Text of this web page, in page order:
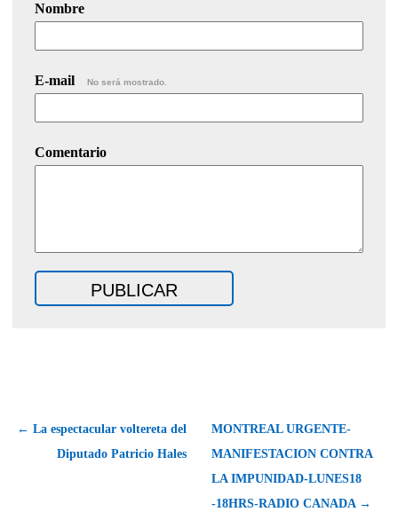
Nombre
E-mail No será mostrado.
Comentario
← La espectacular voltereta del
Diputado Patricio Hales
MONTREAL URGENTE-
MANIFESTACION CONTRA
LA IMPUNIDAD-LUNES18
-18HRS-RADIO CANADA →